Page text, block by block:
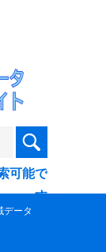
可能で
す
データ